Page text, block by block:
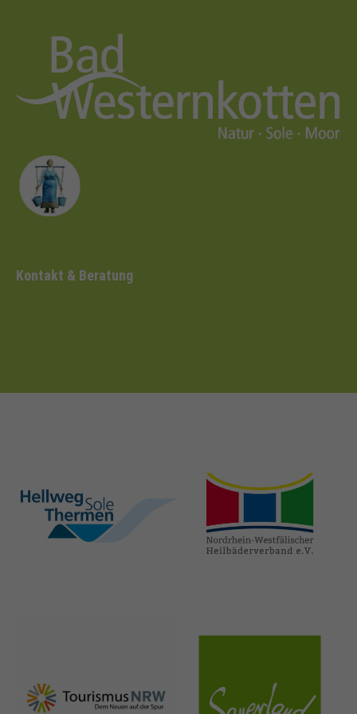
Kontakt & Beratung
hellweg-sole-
thermen.de
heilbaeder.de
nrw-
tourismus.de
sauerland.co
m